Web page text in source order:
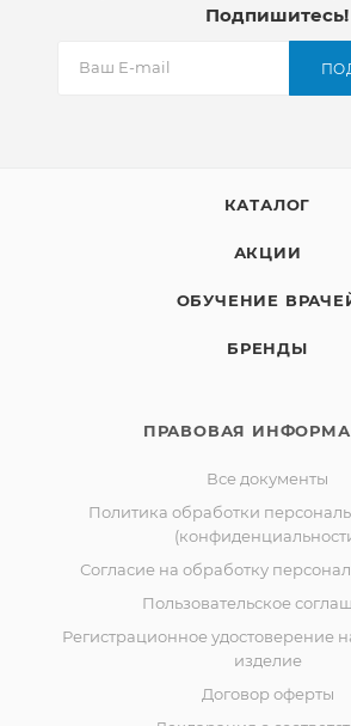
Подпишитесь!
КАТАЛОГ
АКЦИИ
ОБУЧЕНИЕ
БРЕНДЫ
ПРАВОВАЯ
Все документы
Политика обработки
Согласие на обработку
Пользовательское
Регистрационное удостоверение
изделие
Договор оферты